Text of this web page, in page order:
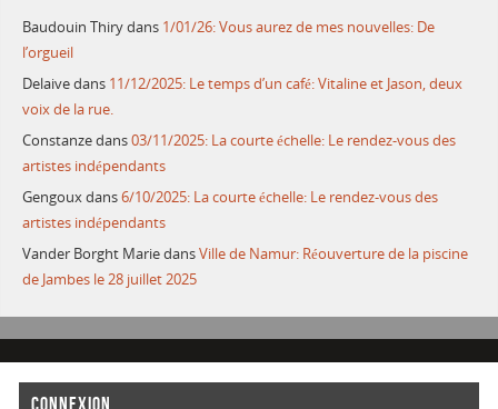
Baudouin Thirydans 1/01/26: Vous aurez de mes nouvelles: De
l’orgueil
Delaivedans 11/12/2025: Le temps d’un café: Vitaline et Jason, deux
voix de la rue.
Constanzedans03/11/2025: La courte échelle: Le rendez-vous des
artistes indépendants
Gengouxdans6/10/2025: La courte échelle: Le rendez-vous des
artistes indépendants
Vander Borght MariedansVille de Namur: Réouverture de la piscine
de Jambes le 28 juillet 2025